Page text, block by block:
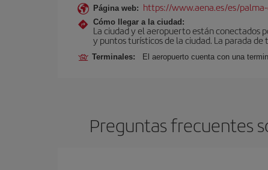
Página web: https://www.aena.es/es/
Cómo llegar a la ciudad:
La ciudad y el aeropuerto están conectados
y puntos turísticos de la ciudad. La parada
Terminales: El aeropuerto cuenta con una
Preguntas frecuentes